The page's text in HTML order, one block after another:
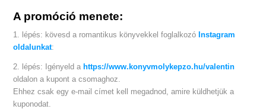
A promóció menete:
1. lépés: kövesd a romantikus könyvekkel foglalkozó Instagram
oldalunkat:
2. lépés: Igényeld a https://www.konyvmolykepzo.hu/valentin
oldalon a kupont a csomaghoz.
Ehhez csak egy e-mail címet kell megadnod, amire küldhetjük a
kuponodat.